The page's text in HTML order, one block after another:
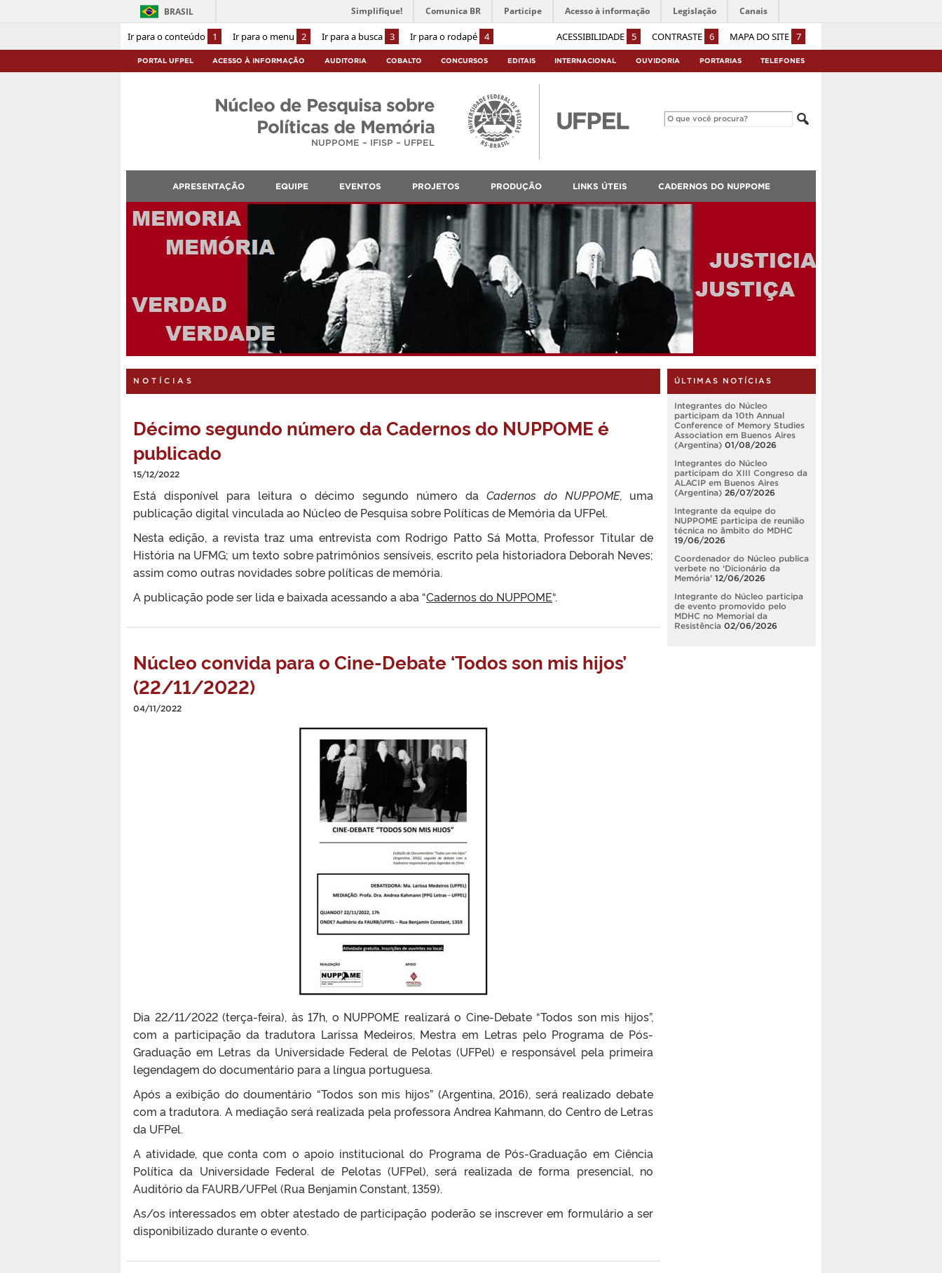
Ir para o conteúdo 1 Ir para o menu 2 Ir para a busca 3 Ir para o rodapé 4 ACESSIBILIDADE 5 CONTRASTE 6 MAPA DO SITE 7
BRASIL Simplifique! Comunica BR Participe Acesso à informação Legislação Canais
PORTAL UFPEL ACESSO À INFORMAÇÃO AUDITORIA COBALTO CONCURSOS EDITAIS INTERNACIONAL OUVIDORIA PORTARIAS TELEFONES
Núcleo de Pesquisa sobre
Políticas de Memória
NUPPOME – IFISP – UFPEL
APRESENTAÇÃO EQUIPE EVENTOS PROJETOS PRODUÇÃO LINKS ÚTEIS CADERNOS DO NUPPOME
NOTÍCIAS
Décimo segundo número da Cadernos do NUPPOME é
publicado
15/12/2022
Está disponível para leitura o décimo segundo número da Cadernos do NUPPOME, uma
publicação digital vinculada ao Núcleo de Pesquisa sobre Políticas de Memória da UFPel.
Nesta edição, a revista traz uma entrevista com Rodrigo Patto Sá Motta, Professor Titular de
História na UFMG; um texto sobre patrimônios sensíveis, escrito pela historiadora Deborah Neves;
assim como outras novidades sobre políticas de memória.
A publicação pode ser lida e baixada acessando a aba “Cadernos do NUPPOME“.
Núcleo convida para o Cine-Debate ‘Todos son mis hijos’
(22/11/2022)
04/11/2022
Dia 22/11/2022 (terça-feira), às 17h, o NUPPOME realizará o Cine-Debate “Todos son mis hijos”,
com a participação da tradutora Larissa Medeiros, Mestra em Letras pelo Programa de Pós-
Graduação em Letras da Universidade Federal de Pelotas (UFPel) e responsável pela primeira
legendagem do documentário para a língua portuguesa.
Após a exibição do doumentário “Todos son mis hijos” (Argentina, 2016), será realizado debate
com a tradutora. A mediação será realizada pela professora Andrea Kahmann, do Centro de Letras
da UFPel.
A atividade, que conta com o apoio institucional do Programa de Pós-Graduação em Ciência
Política da Universidade Federal de Pelotas (UFPel), será realizada de forma presencial, no
Auditório da FAURB/UFPel (Rua Benjamin Constant, 1359).
As/os interessados em obter atestado de participação poderão se inscrever em formulário a ser
disponibilizado durante o evento.
ÚLTIMAS NOTÍCIAS
Integrantes do Núcleo
participam da 10th Annual
Conference of Memory Studies
Association em Buenos Aires
(Argentina) 01/08/2026
Integrantes do Núcleo
participam do XIII Congreso da
ALACIP em Buenos Aires
(Argentina) 26/07/2026
Integrante da equipe do
NUPPOME participa de reunião
técnica no âmbito do MDHC
19/06/2026
Coordenador do Núcleo publica
verbete no ‘Dicionário da
Memória’ 12/06/2026
Integrante do Núcleo participa
de evento promovido pelo
MDHC no Memorial da
Resistência 02/06/2026